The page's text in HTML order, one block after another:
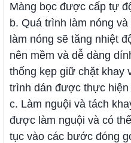
Màng bọc được cấp tự
b. Quá trình làm nóng
làm nóng sẽ tăng nhiệt
nên mềm và dễ dàng
thống kẹp giữ chặt khay
trình dán được thực
c. Làm nguội và tách
được làm nguội và có
tục vào các bước đóng